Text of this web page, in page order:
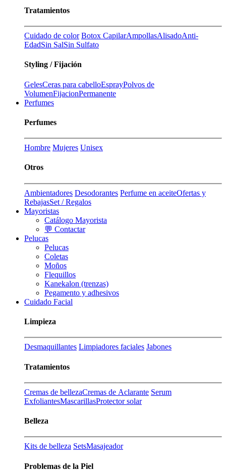
Tratamientos
Cuidado de color Botox CapilarAmpollasAlisadoAnti-
EdadSin SalSin Sulfato
Styling / Fijación
GelesCeras para cabelloEsprayPolvos de
VolumenFijacionPermanente
Perfumes
Perfumes
Hombre Mujeres Unisex
Otros
Ambientadores Desodorantes Perfume en aceiteOfertas y
RebajasSet / Regalos
Mayoristas
Catálogo Mayorista
💬 Contactar
Pelucas
Pelucas
Coletas
Moños
Flequillos
Kanekalon (trenzas)
Pegamento y adhesivos
Cuidado Facial
Limpieza
Desmaquillantes Limpiadores faciales Jabones
Tratamientos
Cremas de bellezaCremas de Aclarante Serum
ExfoliantesMascarillasProtector solar
Belleza
Kits de belleza SetsMasajeador
Problemas de la Piel